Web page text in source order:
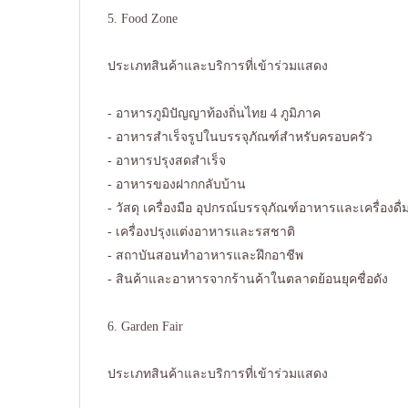
5. Food Zone
ประเภทสินค้าและบริการที่เข้าร่วมแสดง
- อาหารภูมิปัญญาท้องถิ่นไทย 4 ภูมิภาค
- อาหารสำเร็จรูปในบรรจุภัณฑ์สำหรับครอบครัว
- อาหารปรุงสดสำเร็จ
- อาหารของฝากกลับบ้าน
- วัสดุ เครื่องมือ อุปกรณ์บรรจุภัณฑ์อาหารและเครื่องดื่
- เครื่องปรุงแต่งอาหารและรสชาติ
- สถาบันสอนทำอาหารและฝึกอาชีพ
- สินค้าและอาหารจากร้านค้าในตลาดย้อนยุคชื่อดัง
6. Garden Fair
ประเภทสินค้าและบริการที่เข้าร่วมแสดง